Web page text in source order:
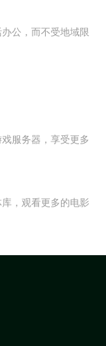
公，而不受地域限
服务器，享受更多
，观看更多的电影